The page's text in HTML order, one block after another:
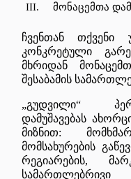
III. მონაცემთა
ჩვენთან თქვენი
კონკრეტული
მხრიდან
შესაბამის
„გუდვილი“
დამუშავებას
მიზნით:
მომსახურების
რეგიარების,
სამართლებრივი